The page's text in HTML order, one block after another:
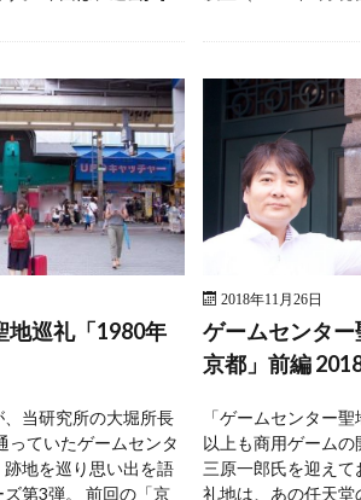
地巡礼「1980年
当研究所の大堀所長
っていたゲームセンタ
地を巡り思い出を語
第3弾。 前回の「京
2018年11月26日
ゲームセンタ
京都」前編
「ゲームセンター
以上も商用ゲーム
三原一郎氏を迎え
礼地は、あの任天堂